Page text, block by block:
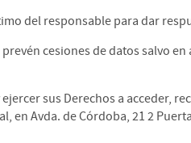
del responsable para dar
prevén cesiones de datos salvo
sus Derechos a acceder,
en Avda. de Córdoba, 21 2